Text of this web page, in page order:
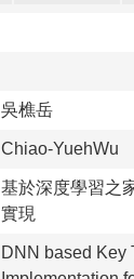
吳樵岳
Chiao-YuehWu
基於深度學習之
實現
DNN based Key